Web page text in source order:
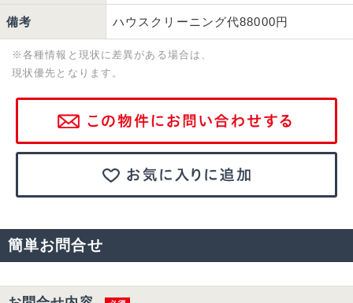
備考 ハウスクリーニング代88000円
※各種情報と現状に差異がある場合は、
現状優先となります。
簡単お問合せ